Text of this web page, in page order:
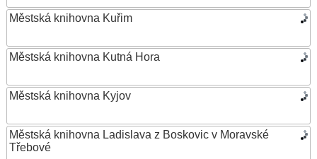
Městská knihovna Kuřim
Městská knihovna Kutná Hora
Městská knihovna Kyjov
Městská knihovna Ladislava z Boskovic v Moravské
Třebové